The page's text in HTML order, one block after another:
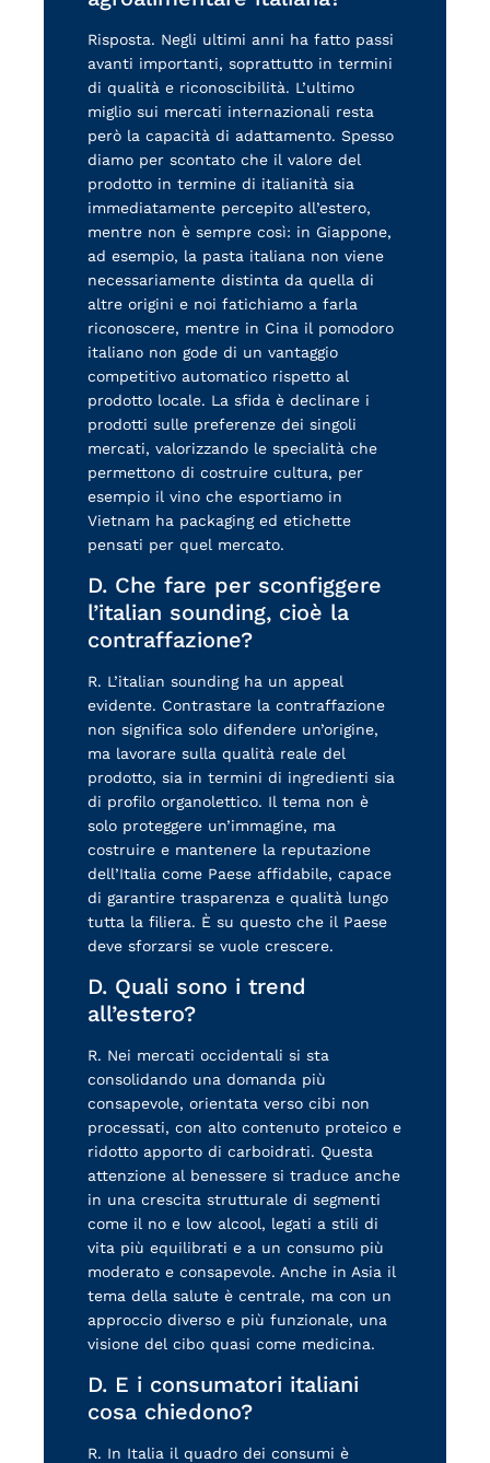
Risposta. Negli ultimi anni ha fatto passi
avanti importanti, soprattutto in termini
di qualità e riconoscibilità. L’ultimo
miglio sui mercati internazionali resta
però la capacità di adattamento. Spesso
diamo per scontato che il valore del
prodotto in termine di italianità sia
immediatamente percepito all’estero,
mentre non è sempre così: in Giappone,
ad esempio, la pasta italiana non viene
necessariamente distinta da quella di
altre origini e noi fatichiamo a farla
riconoscere, mentre in Cina il pomodoro
italiano non gode di un vantaggio
competitivo automatico rispetto al
prodotto locale. La sfida è declinare i
prodotti sulle preferenze dei singoli
mercati, valorizzando le specialità che
permettono di costruire cultura, per
esempio il vino che esportiamo in
Vietnam ha packaging ed etichette
pensati per quel mercato.
D. Che fare per sconfiggere
l’italian sounding, cioè la
contraffazione?
R. L’italian sounding ha un appeal
evidente. Contrastare la contraffazione
non significa solo difendere un’origine,
ma lavorare sulla qualità reale del
prodotto, sia in termini di ingredienti sia
di profilo organolettico. Il tema non è
solo proteggere un’immagine, ma
costruire e mantenere la reputazione
dell’Italia come Paese affidabile, capace
di garantire trasparenza e qualità lungo
tutta la filiera. È su questo che il Paese
deve sforzarsi se vuole crescere.
D. Quali sono i trend
all’estero?
R. Nei mercati occidentali si sta
consolidando una domanda più
consapevole, orientata verso cibi non
processati, con alto contenuto proteico e
ridotto apporto di carboidrati. Questa
attenzione al benessere si traduce anche
in una crescita strutturale di segmenti
come il no e low alcool, legati a stili di
vita più equilibrati e a un consumo più
moderato e consapevole. Anche in Asia il
tema della salute è centrale, ma con un
approccio diverso e più funzionale, una
visione del cibo quasi come medicina.
D. E i consumatori italiani
cosa chiedono?
R. In Italia il quadro dei consumi è